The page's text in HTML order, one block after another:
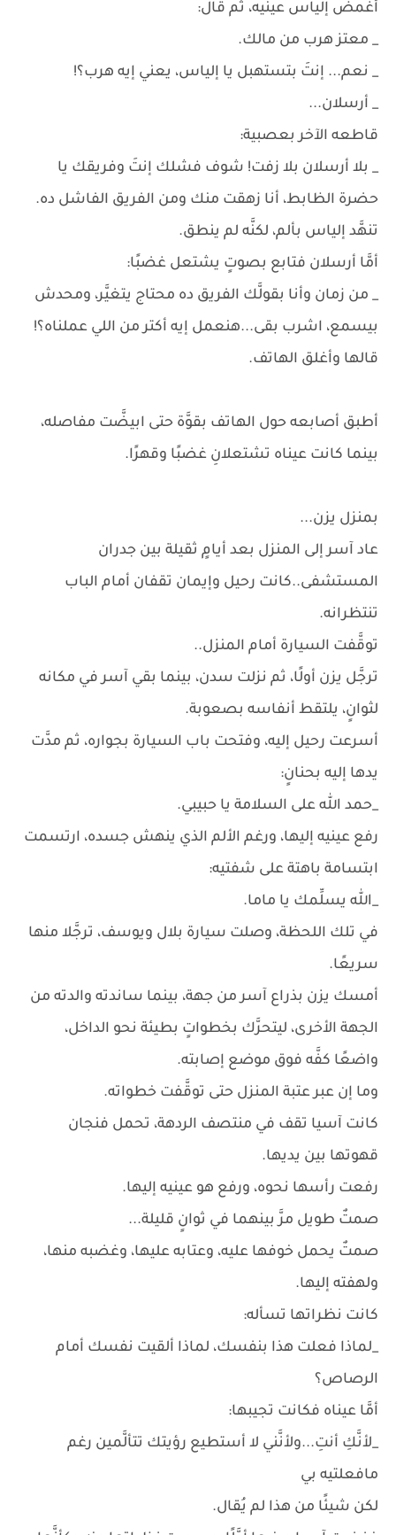
أغمض إلياس عينيه، ثم قال:
_ معتز هرب من مالك.
_ نعم... إنتَ بتستهبل يا إلياس، يعني إيه هرب؟!
_ أرسلان...
قاطعه الآخر بعصبية:
_ بلا أرسلان بلا زفت! شوف فشلك إنتَ وفريقك يا
حضرة الظابط، أنا زهقت منك ومن الفريق الفاشل ده.
تنهَّد إلياس بألم، لكنَّه لم ينطق.
أمَّا أرسلان فتابع بصوتٍ يشتعل غضبًا:
_ من زمان وأنا بقولَّك الفريق ده محتاج يتغيَّر، ومحدش
بيسمع، اشرب بقى...هنعمل إيه أكتر من اللي عملناه؟!
قالها وأغلق الهاتف.
أطبق أصابعه حول الهاتف بقوَّة حتى ابيضَّت مفاصله،
بينما كانت عيناه تشتعلانِ غضبًا وقهرًا.
بمنزل يزن...
عاد آسر إلى المنزل بعد أيامٍ ثقيلة بين جدران
المستشفى..كانت رحيل وإيمان تقفان أمام الباب
تنتظرانه.
توقَّفت السيارة أمام المنزل..
ترجَّل يزن أولًا، ثم نزلت سدن، بينما بقي آسر في مكانه
لثوانٍ، يلتقط أنفاسه بصعوبة.
أسرعت رحيل إليه، وفتحت باب السيارة بجواره، ثم مدَّت
يدها إليه بحنانٍ:
_حمد الله على السلامة يا حبيبي.
رفع عينيه إليها، ورغم الألم الذي ينهش جسده، ارتسمت
ابتسامة باهتة على شفتيه:
_الله يسلِّمك يا ماما.
في تلك اللحظة، وصلت سيارة بلال ويوسف، ترجَّلا منها
سريعًا.
أمسك يزن بذراع آسر من جهة، بينما ساندته والدته من
الجهة الأخرى، ليتحرَّك بخطواتٍ بطيئة نحو الداخل،
واضعًا كفَّه فوق موضع إصابته.
وما إن عبر عتبة المنزل حتى توقَّفت خطواته.
كانت آسيا تقف في منتصف الردهة، تحمل فنجان
قهوتها بين يديها.
رفعت رأسها نحوه، ورفع هو عينيه إليها.
صمتٌ طويل مرَّ بينهما في ثوانٍ قليلة...
صمتٌ يحمل خوفها عليه، وعتابه عليها، وغضبه منها،
ولهفته إليها.
كانت نظراتها تسأله:
_لماذا فعلت هذا بنفسك، لماذا ألقيت نفسك أمام
الرصاص؟
أمَّا عيناه فكانت تجيبها:
_لأنَّكِ أنتِ...ولأنَّني لا أستطيع رؤيتك تتألَّمين رغم
مافعلتيه بي
لكن شيئًا من هذا لم يُقال.